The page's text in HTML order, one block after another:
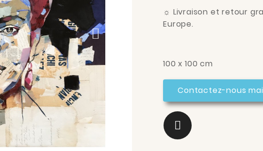
☼ Livraison et retour
Europe.
100 x 100 cm
Contactez-nous